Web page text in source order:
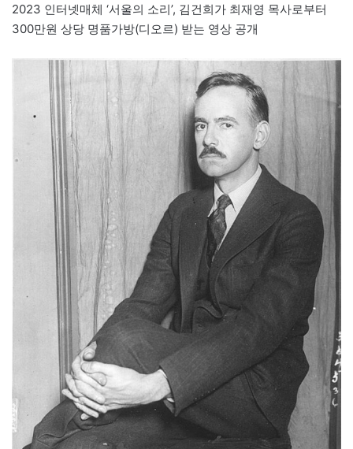
2023 인터넷매체 ‘서울의 소리’, 김건희가 최재영 목사로부터
300만원 상당 명품가방(디오르) 받는 영상 공개